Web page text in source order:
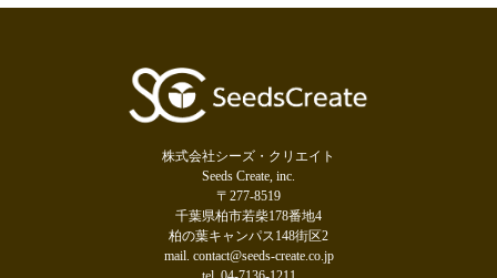
株式会社シーズ・クリエイト
Seeds Create, inc.
〒277-8519
千葉県柏市若柴178番地4
柏の葉キャンパス148街区2
mail. contact@seeds-create.co.jp